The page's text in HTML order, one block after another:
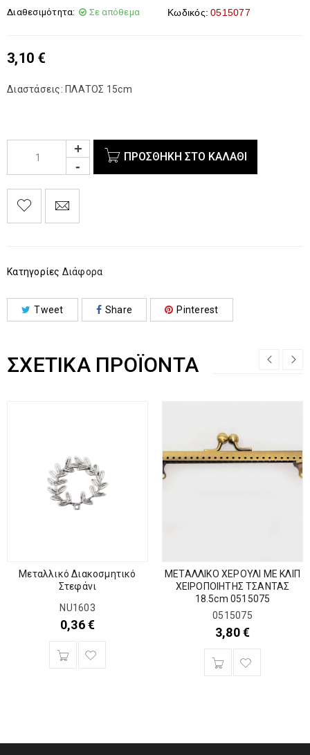
Διαθεσιμότητα: Σε απόθεμα Κωδικός: 0515077
3,10 €
Διαστάσεις: ΠΛΑΤΟΣ 15cm
ΠΡΟΣΘΉΚΗ ΣΤΟ ΚΑΛΆΘΙ
Κατηγορίες Διάφορα
Tweet Share Pinterest
ΣΧΕΤΙΚΆ ΠΡΟΪΌΝΤΑ
Μεταλλικό Διακοσμητικό
Στεφάνι
NU1603
0,36€
ΜΕΤΑΛΛΙΚΟ ΧΕΡΟΥΛΙ ΜΕ ΚΛΙΠ
ΧΕΙΡΟΠΟΙΗΤΗΣ ΤΣΑΝΤΑΣ
18.5cm 0515075
0515075
3,80€